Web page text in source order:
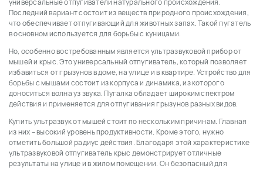
универсальные отпугиватели натурального происхождения.
Последний вариант состоит из веществ природного происхождения,
что обеспечивает отпугивающий для животных запах. Такой пугатель
в основном используется для борьбы с куницами.
Но, особенно востребованным является ультразвуковой прибор от
мышей и крыс. Это универсальный отпугиватель, который позволяет
избавиться от грызунов в доме, на улице и в квартире. Устройство для
борьбы с мышами состоит из корпуса и динамика, из которого
доноситься волна уз звука. Пугалка обладает широким спектром
действия и применяется для отпугивания грызунов разных видов.
Купить ультразвук от мышей стоит по нескольким причинам. Главная
из них – высокий уровень продуктивности. Кроме этого, нужно
отметить большой радиус действия. Благодаря этой характеристике
ультразвуковой отпугиватель крыс демонстрирует отличные
результаты на улице и в жилом помещении. Он безопасный для